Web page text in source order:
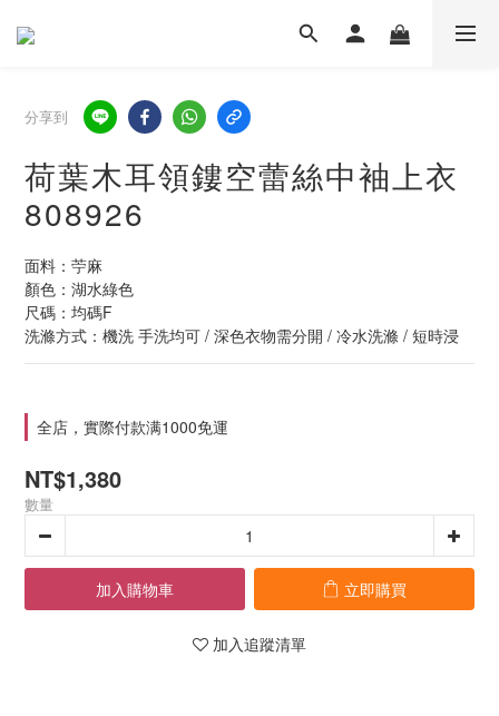
分享到
荷葉木耳領鏤空蕾絲中袖上衣
808926
面料：苧麻
顏色：湖水綠色
尺碼：均碼F
洗滌方式：機洗 手洗均可 / 深色衣物需分開 / 冷水洗滌 / 短時浸
全店，實際付款满1000免運
NT$1,380
數量
加入購物車 立即購買
加入追蹤清單